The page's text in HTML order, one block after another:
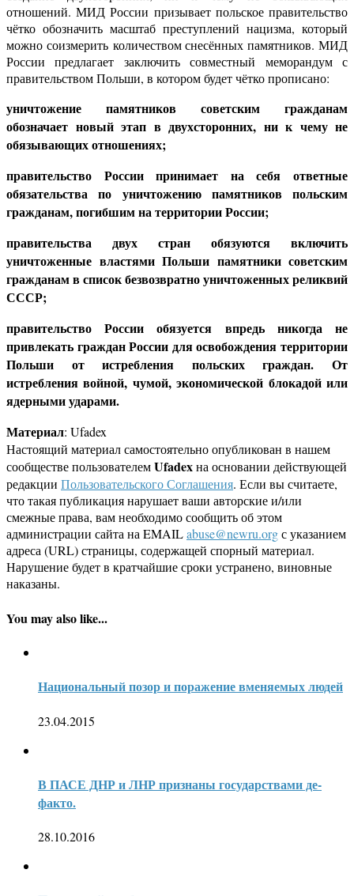
отношений. МИД России призывает польское правительство
чётко обозначить масштаб преступлений нацизма, который
можно соизмерить количеством снесённых памятников. МИД
России предлагает заключить совместный меморандум с
правительством Польши, в котором будет чётко прописано:
уничтожение памятников советским гражданам
обозначает новый этап в двухсторонних, ни к чему не
обязывающих отношениях;
правительство России принимает на себя ответные
обязательства по уничтожению памятников польским
гражданам, погибшим на территории России;
правительства двух стран обязуются включить
уничтоженные властями Польши памятники советским
гражданам в список безвозвратно уничтоженных реликвий
СССР;
правительство России обязуется впредь никогда не
привлекать граждан России для освобождения территории
Польши от истребления польских граждан. От
истребления войной, чумой, экономической блокадой или
ядерными ударами.
Материал: Ufadex
Настоящий материал самостоятельно опубликован в нашем
сообществе пользователемUfadexна основании действующей
редакции Пользовательского Соглашения. Если вы считаете,
что такая публикация нарушает ваши авторские и/или
смежные права, вам необходимо сообщить об этом
администрации сайта на EMAILabuse@newru.orgс указанием
адреса (URL) страницы, содержащей спорный материал.
Нарушение будет в кратчайшие сроки устранено, виновные
наказаны.
You may also like...
Национальный позор и поражение вменяемых людей
23.04.2015
В ПАСЕ ДНР и ЛНР признаны государствами де-
факто.
28.10.2016